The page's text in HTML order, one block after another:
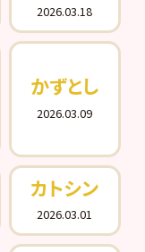
2026.03.18
かずとし
2026.03.09
カトシン
2026.03.01